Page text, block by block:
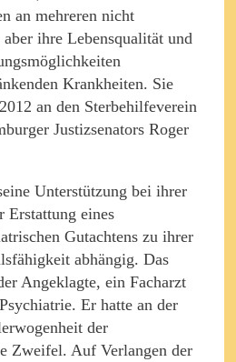
an mehreren nicht
ihre Lebensqualität und
Krankheiten. Sie
an den Sterbehilfeverein
Justizsenators Roger
Unterstützung bei ihrer
Erstattung eines
Gutachtens zu ihrer
abhängig. Das
Angeklagte, ein Facharzt
Er hatte an der
der
Zweifel. Auf Verlangen der